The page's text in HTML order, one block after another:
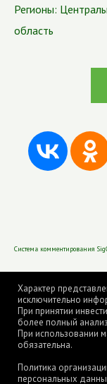
Регионы:
область
Система комментирования
Характер
исключительно
При принятии
более полный
При использовании
обязательна.
Политика
персональных